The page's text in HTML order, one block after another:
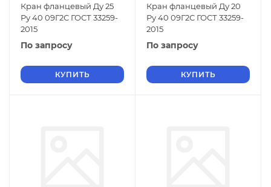
Кран фланцевый Ду 25
Ру 40 09Г2С ГОСТ 33259-
2015
По запросу
КУПИТЬ
Кран фланцевый Ду 20
Ру 40 09Г2С ГОСТ 33259-
2015
По запросу
КУПИТЬ